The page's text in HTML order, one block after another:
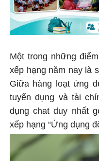
Một trong những
xếp hạng năm nay là
Giữa hàng loạt ứng
tuyển dụng và tài
dụng chat duy nhất
xếp hạng “Ứng dụng